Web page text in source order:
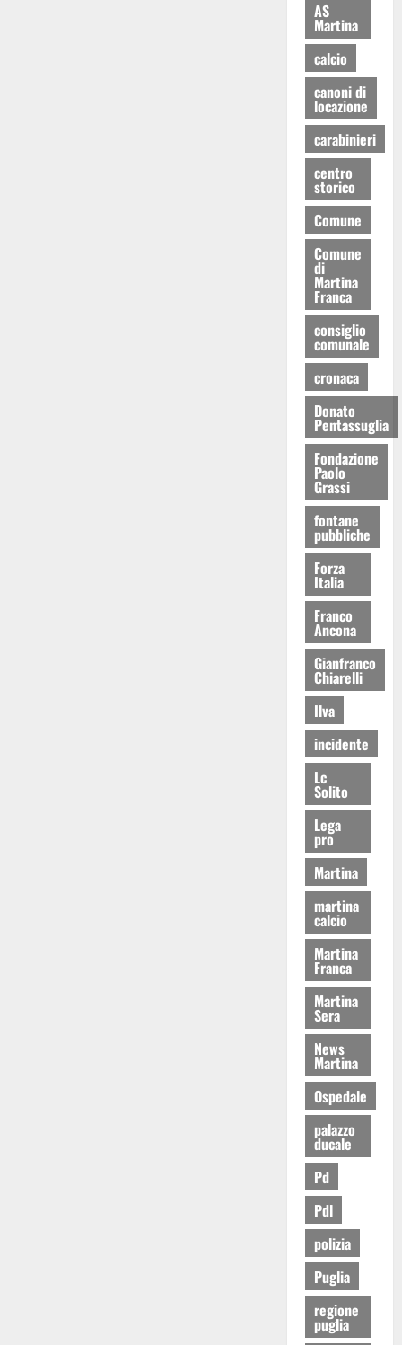
AS
Martina
calcio
canoni di
locazione
carabinieri
centro
storico
Comune
Comune
di
Martina
Franca
consiglio
comunale
cronaca
Donato
Pentassuglia
Fondazione
Paolo
Grassi
fontane
pubbliche
Forza
Italia
Franco
Ancona
Gianfranco
Chiarelli
Ilva
incidente
Lc
Solito
Lega
pro
Martina
martina
calcio
Martina
Franca
Martina
Sera
News
Martina
Ospedale
palazzo
ducale
Pd
Pdl
polizia
Puglia
regione
puglia